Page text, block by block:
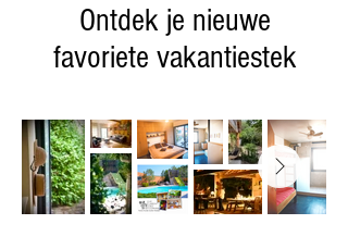
Ontdek je nieuwe
favoriete vakantiestek